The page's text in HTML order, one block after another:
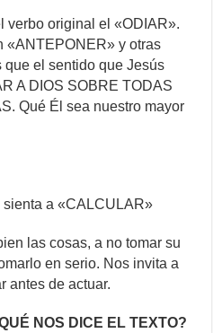
verbo original el «ODIAR».
«ANTEPONER» y otras
el sentido que Jesús
A DIOS SOBRE TODAS
Qué Él sea nuestro mayor
a «CALCULAR»
las cosas, a no tomar su
en serio. Nos invita a
antes de actuar.
NOS DICE EL TEXTO?